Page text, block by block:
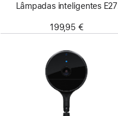
Lâmpadas inteligentes E27
199,95 €